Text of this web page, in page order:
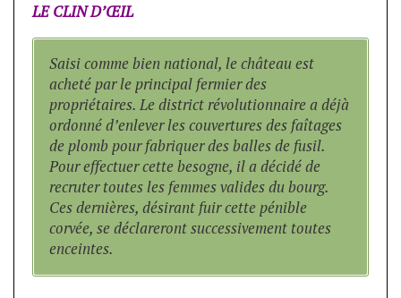
LE CLIN D’ŒIL
Saisi comme bien national, le château est
acheté par le principal fermier des
propriétaires. Le district révolutionnaire a déjà
ordonné d’enlever les couvertures des faîtages
de plomb pour fabriquer des balles de fusil.
Pour effectuer cette besogne, il a décidé de
recruter toutes les femmes valides du bourg.
Ces dernières, désirant fuir cette pénible
corvée, se déclareront successivement toutes
enceintes.